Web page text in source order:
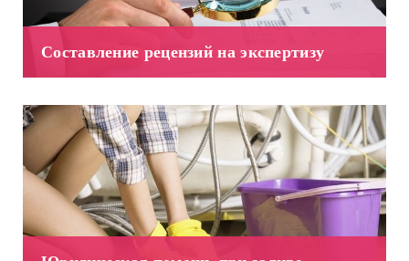
Составление рецензий на экспертизу